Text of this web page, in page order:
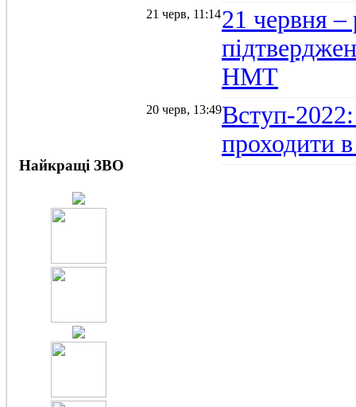
21 черв, 11:1421 червня –
НМТ
20 черв, 13:49Вступ-
проходити в
Найкращі ЗВО